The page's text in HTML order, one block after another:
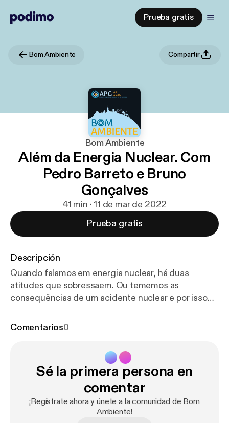
Prueba gratis
Bom Ambiente Compartir
Bom Ambiente
Além da Energia Nuclear. Com
Pedro Barreto e Bruno
Gonçalves
41 min · 11 de mar de 2022
Prueba gratis
Descripción
Quando falamos em energia nuclear, há duas
atitudes que sobressaem. Ou tememos as
consequências de um acidente nuclear e por isso
acreditamos que a energia nuclear deve ser a opção
Bruno Gonçalves, presidente do Instituto de
Plasmas e Fusão Nuclear do Instituto Superior
Técnico, tentamos reconciliar estas duas posições.
Apresentação: André Nóbrega Música: António
Mota Associação Portuguesa de Geólogos:
Comentarios0
Sé la primera persona en
comentar
¡Regístrate ahora y únete a la comunidad de Bom
Ambiente!